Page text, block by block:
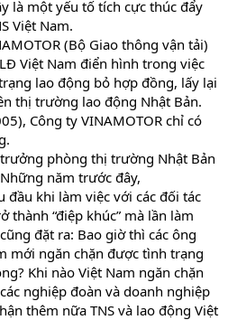
là một yếu tố tích cực thúc đẩy
Việt Nam.
(Bộ Giao thông vận tải)
Việt Nam điển hình trong việc
lao động bỏ hợp đồng, lấy lại
thị trường lao động Nhật Bản.
Công ty VINAMOTOR chỉ có
phòng thị trường Nhật Bản
năm trước đây,
đầu khi làm việc với các đối tác
thành “điệp khúc” mà lần làm
đặt ra: Bao giờ thì các ông
mới ngăn chặn được tình trạng
Khi nào Việt Nam ngăn chặn
nghiệp đoàn và doanh nghiệp
thêm nữa TNS và lao động Việt